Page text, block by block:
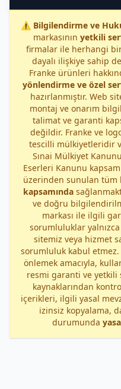
⚠️ Bilgilendirme ve
markasının yetkili
firmalar ile herhangi
dayalı ilişkiye sahip
Franke ürünleri
yönlendirme ve özel
hazırlanmıştır. Web
montaj ve onarım
talimat ve garanti
değildir. Franke ve
tescilli mülkiyetleridir
Sınai Mülkiyet
Eserleri Kanunu
üzerinden sunulan tüm
kapsamında
ve doğru
markası ile ilgili
sorumluluklar
sitemiz veya hizmet
sorumluluk kabul etmez.
önlemek amacıyla,
resmi garanti ve yetkili
kaynaklarından
içerikleri, ilgili yasal
izinsiz kopyalama,
durumunda